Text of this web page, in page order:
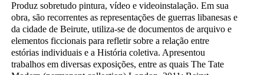
Produz sobretudo pintura, vídeo e videoinstalação. Em sua
obra, são recorrentes as representações de guerras libanesas e
da cidade de Beirute, utiliza-se de documentos de arquivo e
elementos ficcionais para refletir sobre a relação entre
estórias individuais e a História coletiva. Apresentou
trabalhos em diversas exposições, entre as quais The Tate